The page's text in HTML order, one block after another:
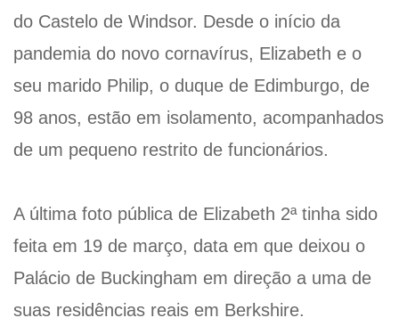
do Castelo de Windsor. Desde o início da
pandemia do novo cornavírus, Elizabeth e o
seu marido Philip, o duque de Edimburgo, de
98 anos, estão em isolamento, acompanhados
de um pequeno restrito de funcionários.
A última foto pública de Elizabeth 2ª tinha sido
feita em 19 de março, data em que deixou o
Palácio de Buckingham em direção a uma de
suas residências reais em Berkshire.